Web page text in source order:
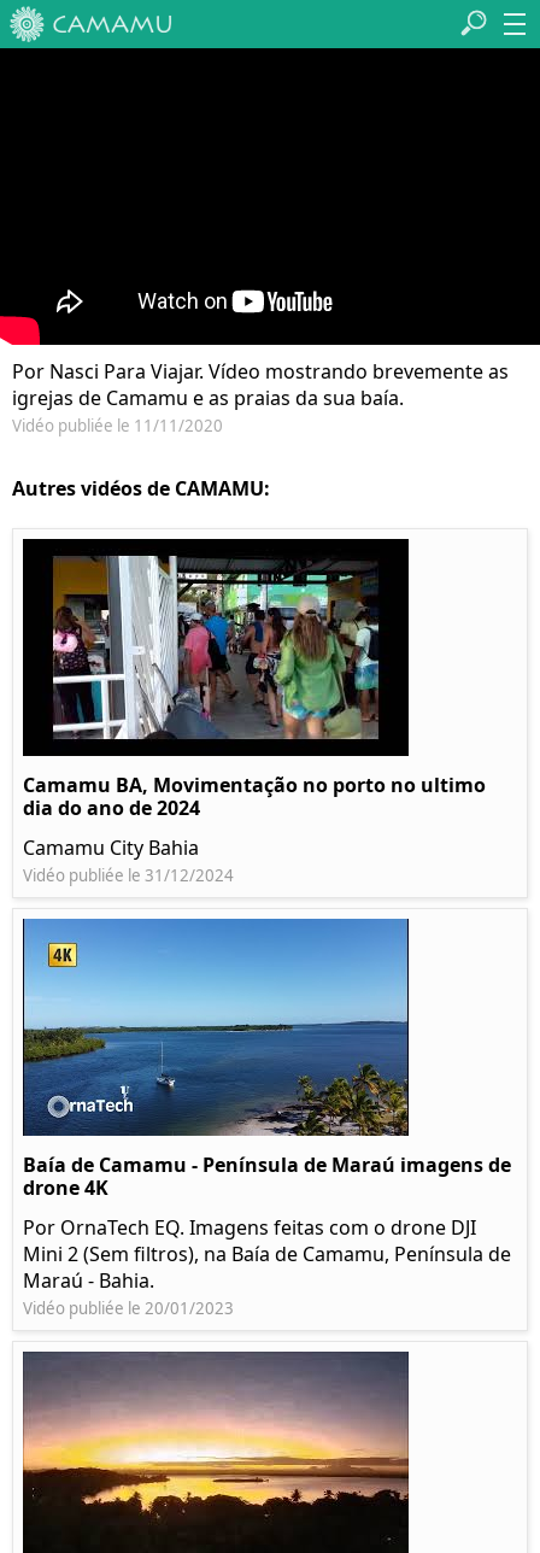
Por Nasci Para Viajar. Vídeo mostrando brevemente as
igrejas de Camamu e as praias da sua baía.
Vidéo publiée le 11/11/2020
Autres vidéos de CAMAMU:
Camamu BA, Movimentação no porto no ultimo
dia do ano de 2024
Camamu City Bahia
Vidéo publiée le 31/12/2024
Baía de Camamu - Península de Maraú imagens de
drone 4K
Por OrnaTech EQ. Imagens feitas com o drone DJI
Mini 2 (Sem filtros), na Baía de Camamu, Península de
Maraú - Bahia.
Vidéo publiée le 20/01/2023